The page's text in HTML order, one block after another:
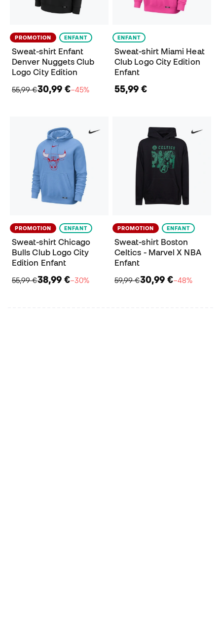
PROMOTION ENFANT
Sweat-shirt Enfant
Denver Nuggets Club
Logo City Edition
55,99 €30,99 €−45%
ENFANT
Sweat-shirt Miami Heat
Club Logo City Edition
Enfant
55,99 €
PROMOTION ENFANT
Sweat-shirt Chicago
Bulls Club Logo City
Edition Enfant
55,99 €38,99 €−30%
PROMOTION ENFANT
Sweat-shirt Boston
Celtics - Marvel X NBA
Enfant
59,99 €30,99 €−48%